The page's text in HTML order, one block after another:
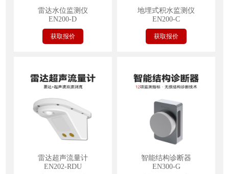
雷达水位监测仪
EN200-D
获取报价
地埋式积水监测仪
EN200-C
获取报价
雷达超声流量计
EN202-RDU
智能结构诊断器
EN300-G